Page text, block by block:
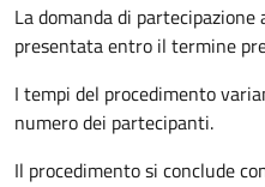
La domanda di partecipazione
presentata entro il termine
I tempi del procedimento
numero dei partecipanti.
Il procedimento si conclude